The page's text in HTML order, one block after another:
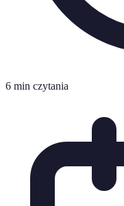
6 min czytania